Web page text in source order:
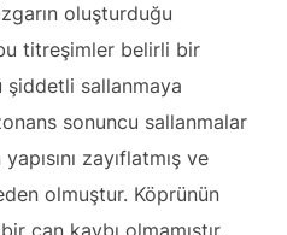
oluşturduğu
titreşimler belirli bir
sallanmaya
sonuncu sallanmalar
zayıflatmış ve
olmuştur. Köprünün
bir can kaybı olmamıştır,